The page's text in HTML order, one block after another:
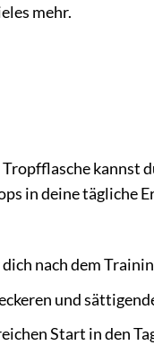
mehr.
kannst
in deine tägliche
nach dem
und
Start in den